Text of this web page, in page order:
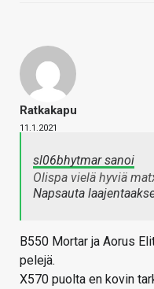
Ratkakapu
11.1.2021
sl06bhytmar sanoi
Olispa vielä hyviä
Napsauta
B550 Mortar ja Aorus
pelejä.
X570 puolta en kovin